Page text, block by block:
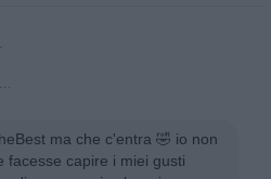
ma che c'entra 🤣 io non
facesse capire i miei gusti